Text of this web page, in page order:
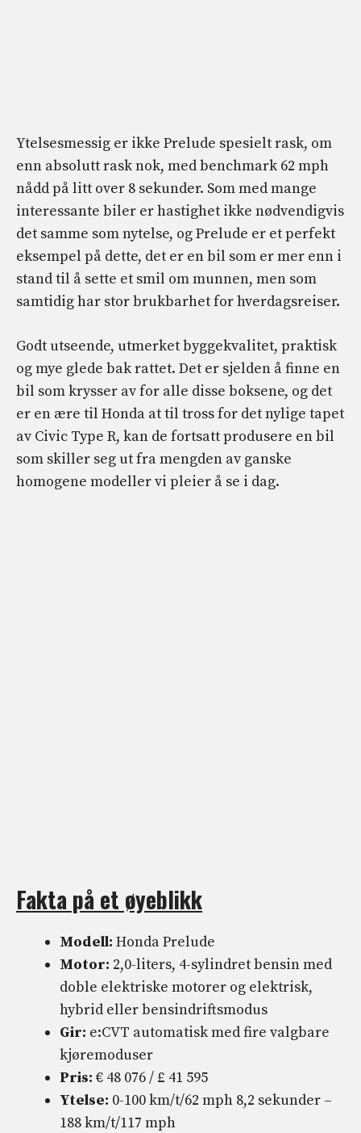
Ytelsesmessig er ikke Prelude spesielt rask, om
enn absolutt rask nok, med benchmark 62 mph
nådd på litt over 8 sekunder. Som med mange
interessante biler er hastighet ikke nødvendigvis
det samme som nytelse, og Prelude er et perfekt
eksempel på dette, det er en bil som er mer enn i
stand til å sette et smil om munnen, men som
samtidig har stor brukbarhet for hverdagsreiser.
Godt utseende, utmerket byggekvalitet, praktisk
og mye glede bak rattet. Det er sjelden å finne en
bil som krysser av for alle disse boksene, og det
er en ære til Honda at til tross for det nylige tapet
av Civic Type R, kan de fortsatt produsere en bil
som skiller seg ut fra mengden av ganske
homogene modeller vi pleier å se i dag.
Fakta på et øyeblikk
Modell: Honda Prelude
Motor: 2,0-liters, 4-sylindret bensin med
doble elektriske motorer og elektrisk,
hybrid eller bensindriftsmodus
Gir: e:CVT automatisk med fire valgbare
kjøremoduser
Pris: € 48 076 / £ 41 595
Ytelse: 0-100 km/t/62 mph 8,2 sekunder –
188 km/t/117 mph